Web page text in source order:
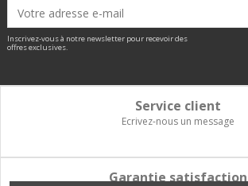
Inscrivez-vous à notre newsletter pour recevoir des
offres exclusives.
Service client
Ecrivez-nous un message
Garantie satisfaction